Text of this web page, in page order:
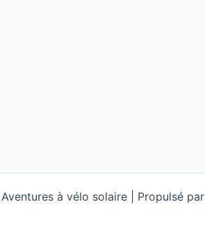
à vélo solaire | Propulsé par